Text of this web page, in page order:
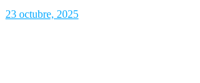
23 octubre, 2025